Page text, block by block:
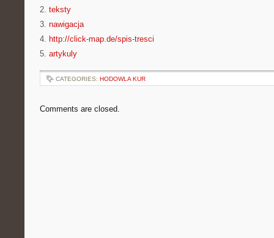
2. teksty
3. nawigacja
4. http://click-map.de/spis-tresci
5. artykuly
CATEGORIES: HODOWLA KUR
Comments are closed.